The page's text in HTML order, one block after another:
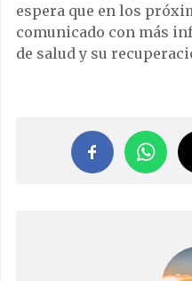
espera que en los
comunicado con más
de salud y su